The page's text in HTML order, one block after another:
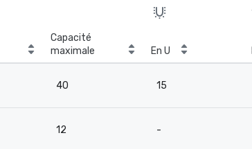
Capacité
maximale
En U
40 15
12 -